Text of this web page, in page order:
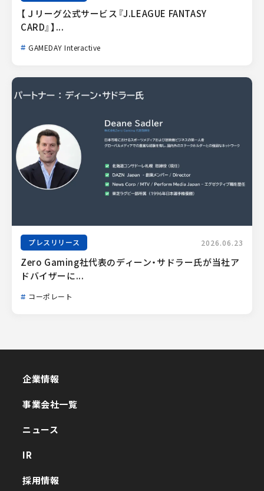
【Ｊリーグ公式サービス『J.LEAGUE FANTASY
CARD』】...
GAMEDAY Interactive
プレスリリース 2026.06.23
Zero Gaming社代表のディーン・サドラー氏が当社ア
ドバイザーに...
コーポレート
企業情報
事業会社一覧
ニュース
IR
採用情報